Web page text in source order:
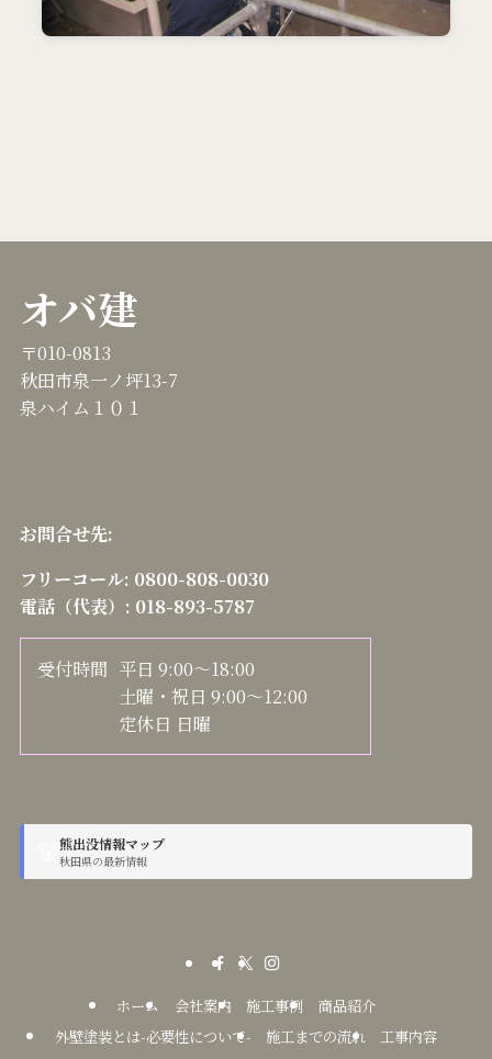
オバ建
〒010-0813
秋田市泉一ノ坪13-7
泉ハイム１０１
お問合せ先:
フリーコール: 0800-808-0030
電話（代表）: 018-893-5787
受付時間 平日 9:00～18:00
土曜・祝日 9:00～12:00
定休日 日曜
熊出没情報マップ
秋田県の最新情報
ホーム 会社案内 施工事例
商品紹介
外壁塗装とは-必要性について-
施工までの流れ 工事内容